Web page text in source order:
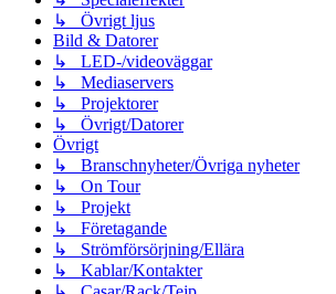
↳ Övrigt ljus
Bild & Datorer
↳ LED-/videoväggar
↳ Mediaservers
↳ Projektorer
↳ Övrigt/Datorer
Övrigt
↳ Branschnyheter/Övriga nyheter
↳ On Tour
↳ Projekt
↳ Företagande
↳ Strömförsörjning/Ellära
↳ Kablar/Kontakter